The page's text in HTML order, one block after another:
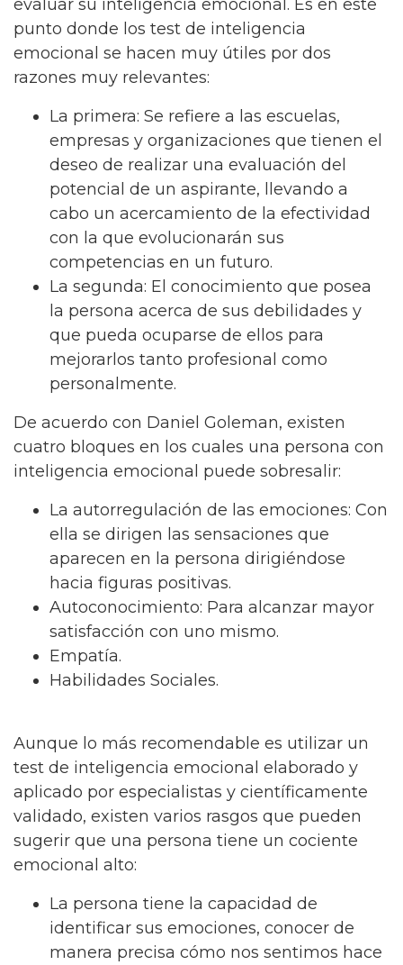
evaluar su inteligencia emocional. Es en este
punto donde los test de inteligencia
emocional se hacen muy útiles por dos
razones muy relevantes:
La primera: Se refiere a las escuelas,
empresas y organizaciones que tienen el
deseo de realizar una evaluación del
potencial de un aspirante, llevando a
cabo un acercamiento de la efectividad
con la que evolucionarán sus
competencias en un futuro.
La segunda: El conocimiento que posea
la persona acerca de sus debilidades y
que pueda ocuparse de ellos para
mejorarlos tanto profesional como
personalmente.
De acuerdo con Daniel Goleman, existen
cuatro bloques en los cuales una persona con
inteligencia emocional puede sobresalir:
La autorregulación de las emociones: Con
ella se dirigen las sensaciones que
aparecen en la persona dirigiéndose
hacia figuras positivas.
Autoconocimiento: Para alcanzar mayor
satisfacción con uno mismo.
Empatía.
Habilidades Sociales.
Aunque lo más recomendable es utilizar un
test de inteligencia emocional elaborado y
aplicado por especialistas y científicamente
validado, existen varios rasgos que pueden
sugerir que una persona tiene un cociente
emocional alto:
La persona tiene la capacidad de
identificar sus emociones, conocer de
manera precisa cómo nos sentimos hace